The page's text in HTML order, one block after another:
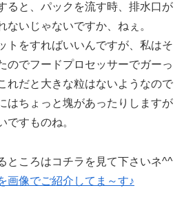
ると、パックを流す時、排水口が
ないじゃないですか、ねぇ。
トをすればいいんですが、私はそ
のでフードプロセッサーでガーっ
れだと大きな粒はないようなので
はちょっと塊があったりしますが
ですものね。
ところはコチラを見て下さいネ^^
画像でご紹介してま～す♪